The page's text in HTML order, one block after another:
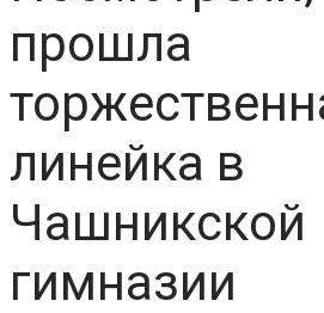
прошла
линейка в
Чашникской
гимназии